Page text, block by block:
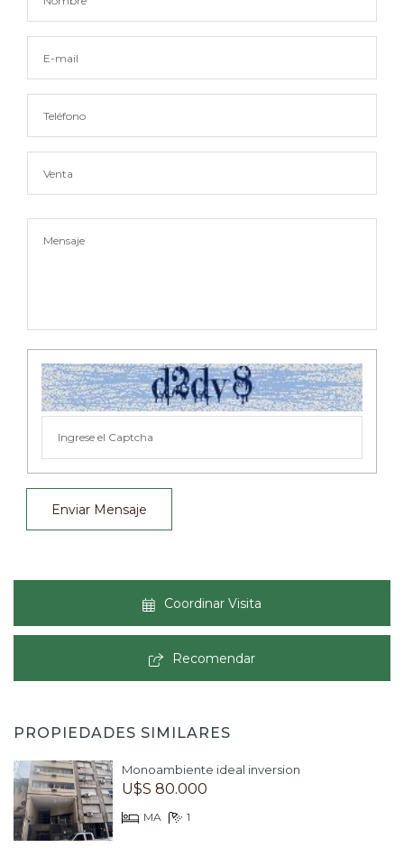
Enviar Mensaje
Coordinar Visita
Recomendar
PROPIEDADES SIMILARES
Monoambiente ideal inversion
U$S 80.000
MA 1